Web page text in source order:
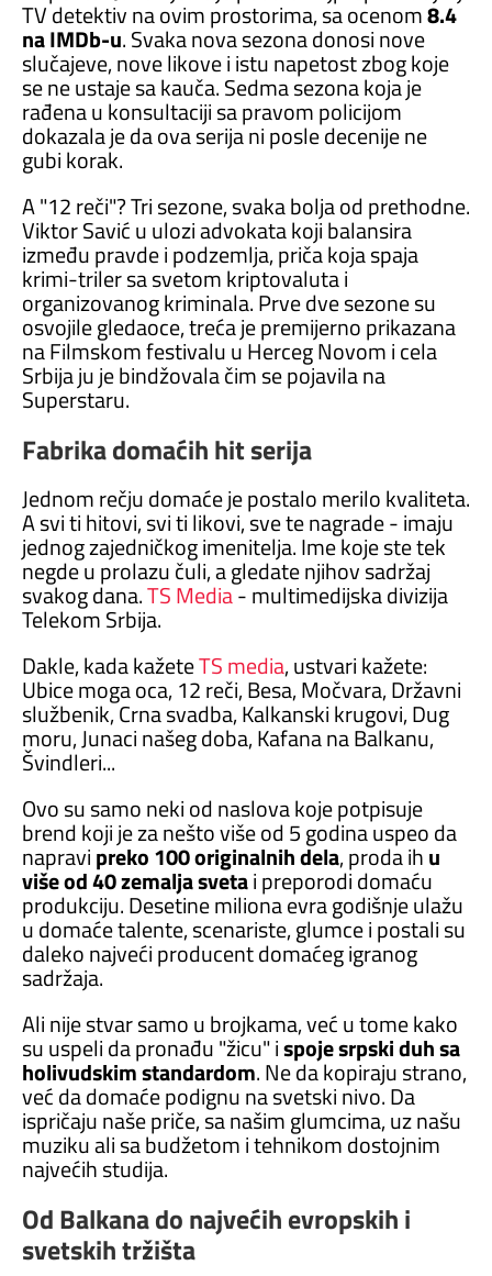
TV detektiv na ovim prostorima, sa ocenom8.4
na IMDb-u. Svaka nova sezona donosi nove
slučajeve, nove likove i istu napetost zbog koje
se ne ustaje sa kauča. Sedma sezona koja je
rađena u konsultaciji sa pravom policijom
dokazala je da ova serija ni posle decenije ne
gubi korak.
A "12 reči"? Tri sezone, svaka bolja od prethodne.
Viktor Savić u ulozi advokata koji balansira
između pravde i podzemlja, priča koja spaja
krimi-triler sa svetom kriptovaluta i
organizovanog kriminala. Prve dve sezone su
osvojile gledaoce, treća je premijerno prikazana
na Filmskom festivalu u Herceg Novom i cela
Srbija ju je bindžovala čim se pojavila na
Superstaru.
Fabrika domaćih hit serija
Jednom rečju domaće je postalo merilo kvaliteta.
A svi ti hitovi, svi ti likovi, sve te nagrade - imaju
jednog zajedničkog imenitelja. Ime koje ste tek
negde u prolazu čuli, a gledate njihov sadržaj
svakog dana.TS Media- multimedijska divizija
Telekom Srbija.
Dakle, kada kažeteTS media, ustvari kažete:
Ubice moga oca, 12 reči, Besa, Močvara, Državni
službenik, Crna svadba, Kalkanski krugovi, Dug
moru, Junaci našeg doba, Kafana na Balkanu,
Švindleri...
Ovo su samo neki od naslova koje potpisuje
brend koji je za nešto više od 5 godina uspeo da
napravipreko 100 originalnih dela, proda ihu
više od 40 zemalja svetai preporodi domaću
produkciju. Desetine miliona evra godišnje ulažu
u domaće talente, scenariste, glumce i postali su
daleko najveći producent domaćeg igranog
sadržaja.
Ali nije stvar samo u brojkama, već u tome kako
su uspeli da pronađu "žicu" ispoje srpski duh sa
holivudskim standardom. Ne da kopiraju strano,
već da domaće podignu na svetski nivo. Da
ispričaju naše priče, sa našim glumcima, uz našu
muziku ali sa budžetom i tehnikom dostojnim
najvećih studija.
Od Balkana do najvećih evropskih i
svetskih tržišta